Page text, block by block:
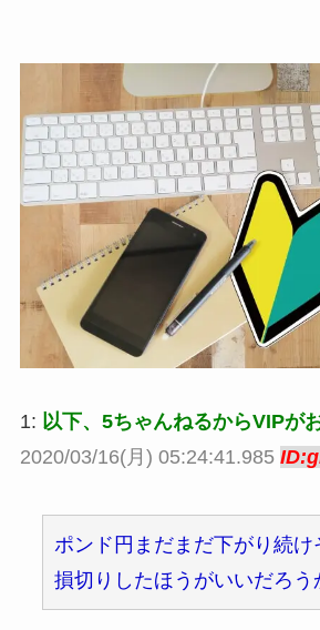
1: 以下、5ちゃんねるからVIPが
2020/03/16(月) 05:24:41.985
ポンド円まだまだ下がり続け
損切りしたほうがいいだろう